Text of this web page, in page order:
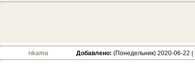
nkama Добавлено: (Понедельник) 2020-06-22 |